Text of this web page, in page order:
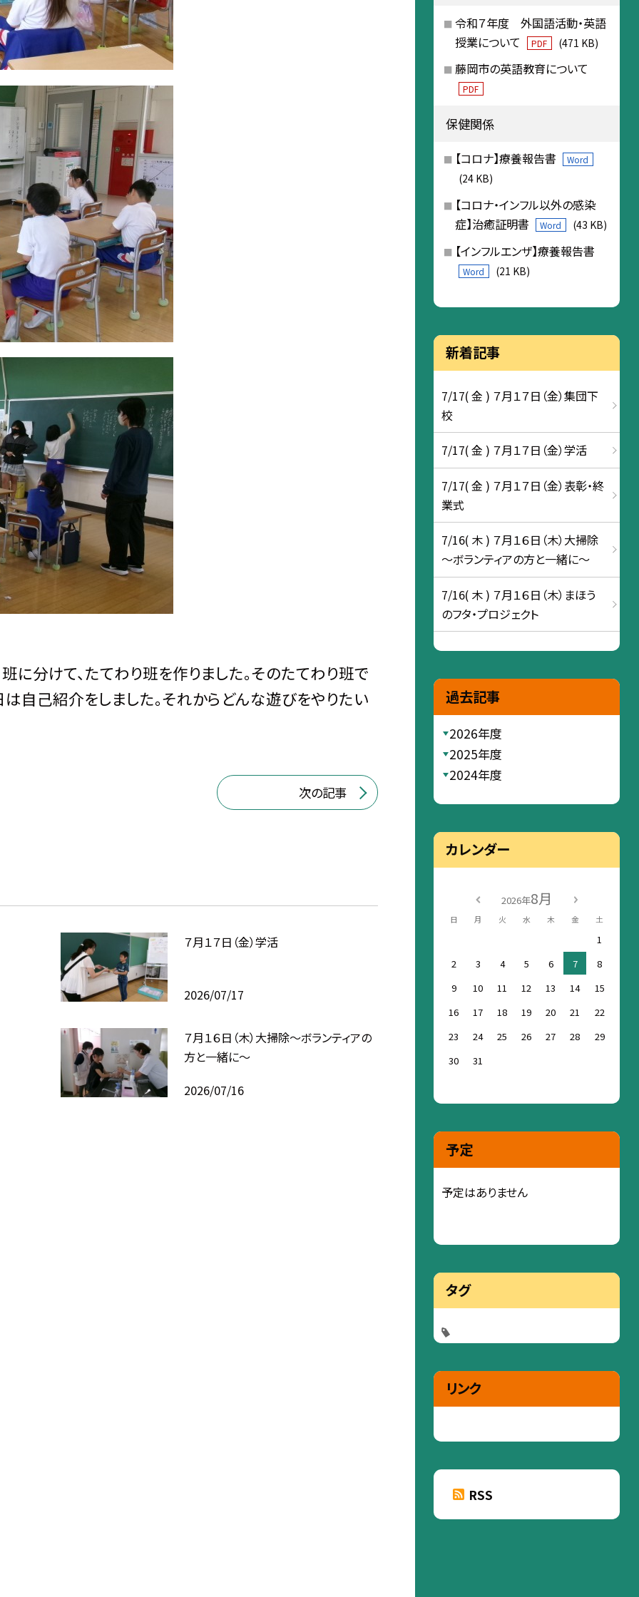
に分けて、たてわり班を作りました。そのたてわり班で
自己紹介をしました。それからどんな遊びをやりたい
次の記事
７月１７日（金）学活
2026/07/17
７月１６日（木）大掃除～ボランティアの
方と一緒に～
2026/07/16
令和７年度 外国語活動・英語
授業について
PDF (471 KB)
藤岡市の英語教育について
PDF
保健関係
【コロナ】療養報告書 Word
(24 KB)
【コロナ・インフル以外の感染
症】治癒証明書
Word (43 KB)
【インフルエンザ】療養報告書
Word (21 KB)
新着記事
7/17( 金 ) ７月１７日（金）集団下
校
7/17( 金 ) ７月１７日（金）学活
7/17( 金 ) ７月１７日（金）表彰・終
業式
7/16( 木 ) ７月１６日（木）大掃除
～ボランティアの方と一緒に～
7/16( 木 ) ７月１６日（木）まほう
のフタ・プロジェクト
過去記事
2026年度
2025年度
2024年度
カレンダー
2026年8月
日 月 火 水 木 金 土
1
2
3 4 5 6 7
8
9
10 11 12 13 14
15
16
17 18 19 20 21
22
23
24 25 26 27 28
29
30
31
予定
予定はありません
タグ
リンク
RSS